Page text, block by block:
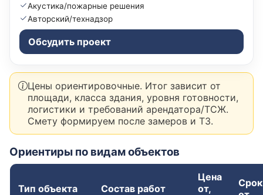
Акустика/пожарные решения
Авторский/технадзор
Обсудить проект
Цены ориентировочные. Итог зависит от
площади, класса здания, уровня готовности,
логистики и требований арендатора/ТСЖ.
Смету формируем после замеров и ТЗ.
Ориентиры по видам объектов
Тип объекта Состав работ
Цена
от,